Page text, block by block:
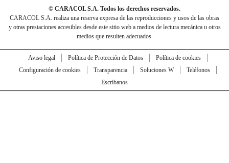
© CARACOL S.A. Todos los derechos reservados.
CARACOL S.A. realiza una reserva expresa de las reproducciones y usos de las obras
y otras prestaciones accesibles desde este sitio web a medios de lectura mecánica u otros
medios que resulten adecuados.
Aviso legal Política de Protección de Datos
Política de cookies
Configuración de cookies
Transparencia Soluciones W
Teléfonos
Escríbanos